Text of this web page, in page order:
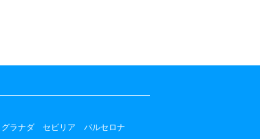
グラナダ セビリア
バルセロナ